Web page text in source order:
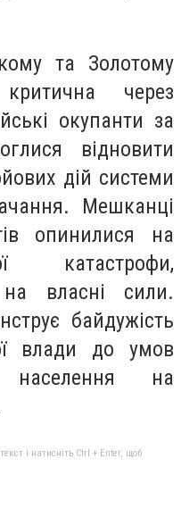
та Золотому
через
окупанти за
відновити
дій системи
Мешканці
опинилися на
катастрофи,
власні сили.
байдужість
влади до умов
населення на
і натисніть Ctrl + Enter, щоб